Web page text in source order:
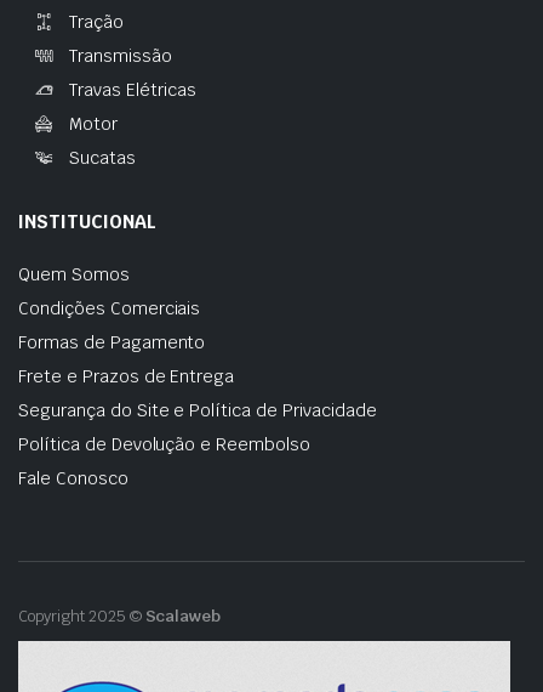
Tração
Transmissão
Travas Elétricas
Motor
Sucatas
INSTITUCIONAL
Quem Somos
Condições Comerciais
Formas de Pagamento
Frete e Prazos de Entrega
Segurança do Site e Política de Privacidade
Política de Devolução e Reembolso
Fale Conosco
Copyright 2025 © Scalaweb